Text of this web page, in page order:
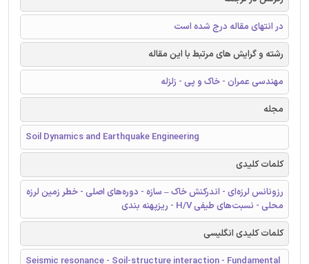
در انتهای مقاله درج شده است
رشته و گرایش های مرتبط با این مقاله
مهندسی عمران - خاک و پی - زلزله
مجله
Soil Dynamics and Earthquake Engineering
کلمات کلیدی
رزونانس لرزه‌ای - اندرکنش خاک – سازه - دوره‌های اصلی - خطر زمین لرزه
محلی - نسبت‌های طیفی H/V - ریزپهنه بندی
کلمات کلیدی انگلیسی
Seismic resonance - Soil-structure interaction - Fundamental